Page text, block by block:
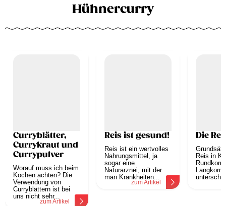
Hühnercurry
Curryblätter,
Currykraut und
Currypulver
Worauf muss ich beim
Kochen achten? Die
Verwendung von
Curryblättern ist bei
uns nicht sehr...
zum Artikel
Reis ist gesund!
Reis ist ein wertvolles
Nahrungsmittel, ja
sogar eine
Naturarznei, mit der
man Krankheiten...
zum Artikel
Die
Reis in